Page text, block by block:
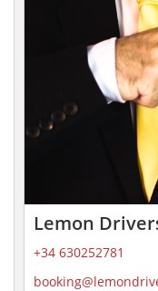
Lemon
+34 630252781